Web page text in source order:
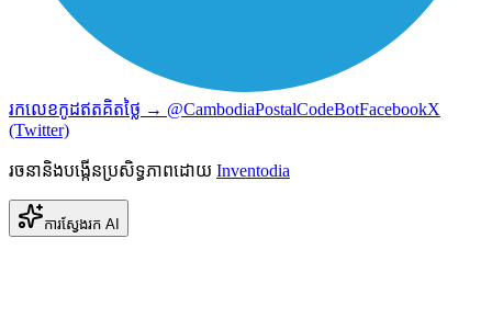
រកលេខកូដឥតគិតថ្លៃ → @CambodiaPostalCodeBotFacebookX
(Twitter)
រចនានិងបង្កើនប្រសិទ្ធភាពដោយ Inventodia
ការស្វែងរក AI